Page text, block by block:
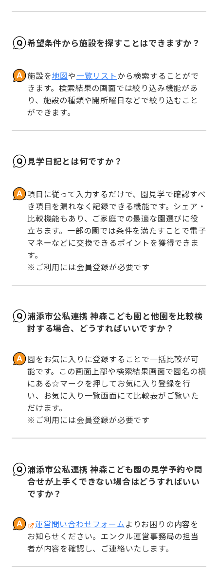
希望条件から施設を探すことはできますか？
施設を地図や一覧リストから検索することがで
きます。検索結果の画面では絞り込み機能があ
り、施設の種類や開所曜日などで絞り込むこと
ができます。
見学日記とは何ですか？
項目に従って入力するだけで、園見学で確認すべ
き項目を漏れなく記録できる機能です。シェア・
比較機能もあり、ご家庭での最適な園選びに役
立ちます。一部の園では条件を満たすことで電子
マネーなどに交換できるポイントを獲得できま
す。
※ご利用には会員登録が必要です
浦添市公私連携 神森こども園と他園を比較検
討する場合、どうすればいいですか？
園をお気に入りに登録することで一括比較が可
能です。この画面上部や検索結果画面で園名の横
にある☆マークを押してお気に入り登録を行
い、お気に入り一覧画面にて比較表がご覧いた
だけます。
※ご利用には会員登録が必要です
浦添市公私連携 神森こども園の見学予約や問
合せが上手くできない場合はどうすればいい
ですか？
運営問い合わせフォームよりお困りの内容を
お知らせください。エンクル運営事務局の担当
者が内容を確認し、ご連絡いたします。